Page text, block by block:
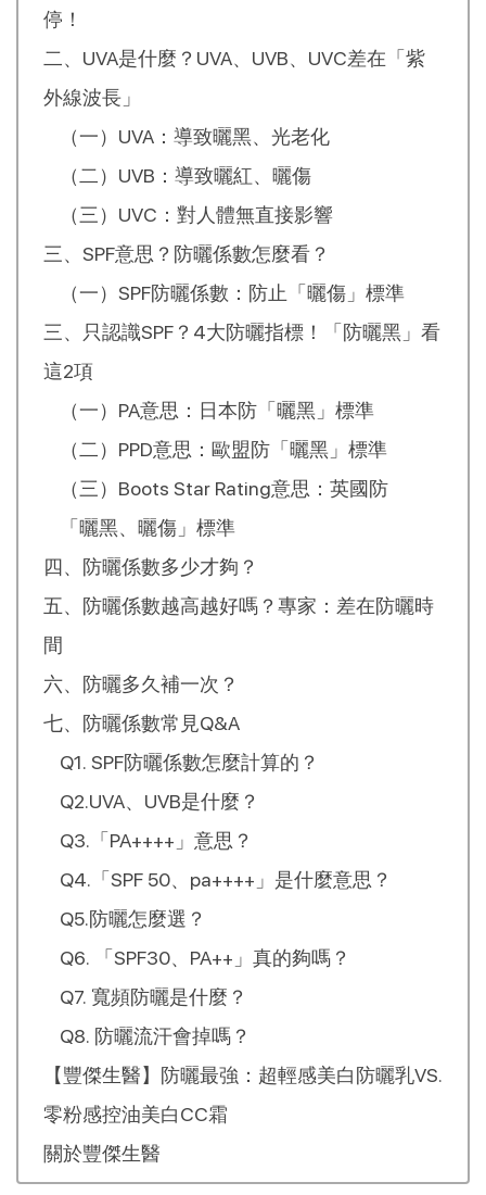
停！
二、UVA是什麼？UVA、UVB、UVC差在「紫
外線波長」
（一）UVA：導致曬黑、光老化
（二）UVB：導致曬紅、曬傷
（三）UVC：對人體無直接影響
三、SPF意思？防曬係數怎麼看？
（一）SPF防曬係數：防止「曬傷」標準
三、只認識SPF？4大防曬指標！「防曬黑」看
這2項
（一）PA意思：日本防「曬黑」標準
（二）PPD意思：歐盟防「曬黑」標準
（三）Boots Star Rating意思：英國防
「曬黑、曬傷」標準
四、防曬係數多少才夠？
五、防曬係數越高越好嗎？專家：差在防曬時
間
六、防曬多久補一次？
七、防曬係數常見Q&A
Q1. SPF防曬係數怎麼計算的？
Q2.UVA、UVB是什麼？
Q3.「PA++++」意思？
Q4.「SPF 50、pa++++」是什麼意思？
Q5.防曬怎麼選？
Q6. 「SPF30、PA++」真的夠嗎？
Q7. 寬頻防曬是什麼？
Q8. 防曬流汗會掉嗎？
【豐傑生醫】防曬最強：超輕感美白防曬乳VS.
零粉感控油美白CC霜
關於豐傑生醫